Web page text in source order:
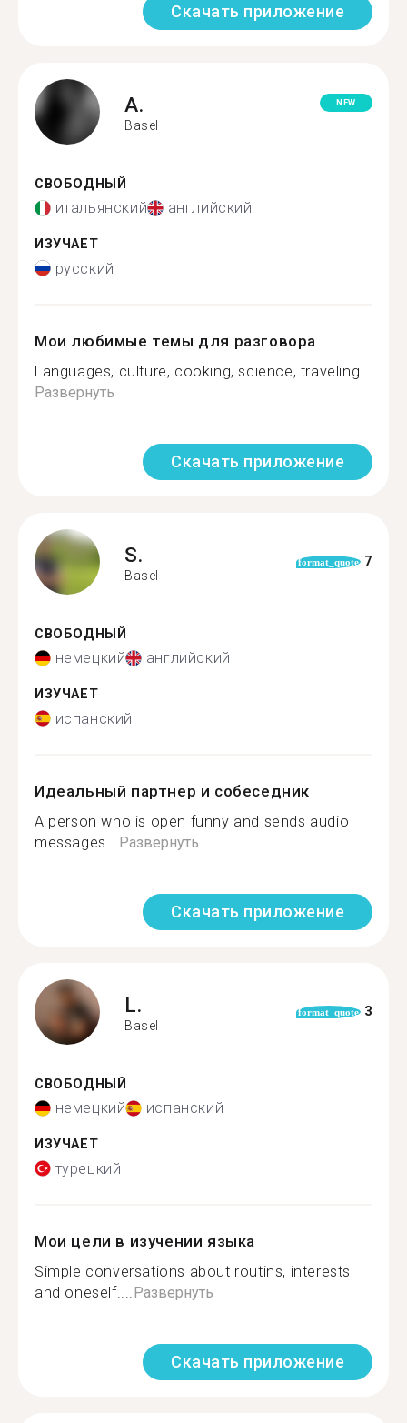
Скачать приложение
A.
Basel
NEW
СВОБОДНЫЙ
итальянский английский
ИЗУЧАЕТ
русский
Мои любимые темы для разговора
Languages, culture, cooking, science, traveling...
Развернуть
Скачать приложение
S.
Basel
format_quote 7
СВОБОДНЫЙ
немецкий английский
ИЗУЧАЕТ
испанский
Идеальный партнер и собеседник
A person who is open funny and sends audio
messages... Развернуть
Скачать приложение
L.
Basel
format_quote 3
СВОБОДНЫЙ
немецкий испанский
ИЗУЧАЕТ
турецкий
Мои цели в изучении языка
Simple conversations about routins, interests
and oneself.... Развернуть
Скачать приложение